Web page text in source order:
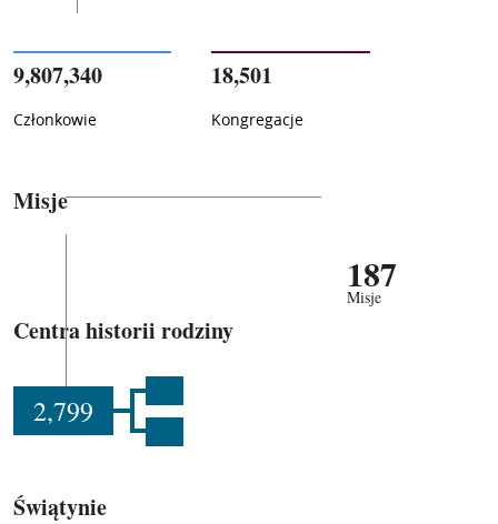
9,807,340
Członkowie
18,501
Kongregacje
Misje
187
Misje
Centra historii rodziny
2,799
Świątynie